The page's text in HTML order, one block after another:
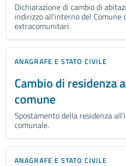
Dichiarazione di cambio di
indirizzo all'interno del
extracomunitari.
ANAGRAFE E STATO CIVILE
Cambio di residenza
comune
Spostamento della residenza
comunale.
ANAGRAFE E STATO CIVILE